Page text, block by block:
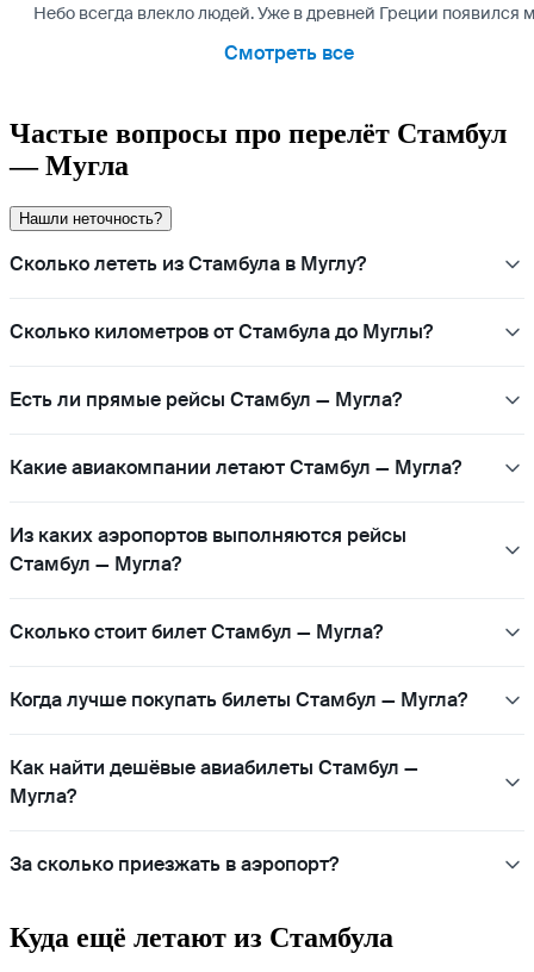
Небо всегда влекло людей. Уже в древней Греции появился
Смотреть все
Частые вопросы про перелёт Стамбул
— Мугла
Нашли неточность?
Сколько лететь из Стамбула в Муглу?
Сколько километров от Стамбула до Муглы?
Есть ли прямые рейсы Стамбул — Мугла?
Какие авиакомпании летают Стамбул — Мугла?
Из каких аэропортов выполняются рейсы
Стамбул — Мугла?
Сколько стоит билет Стамбул — Мугла?
Когда лучше покупать билеты Стамбул — Мугла?
Как найти дешёвые авиабилеты Стамбул —
Мугла?
За сколько приезжать в аэропорт?
Куда ещё летают из Стамбула